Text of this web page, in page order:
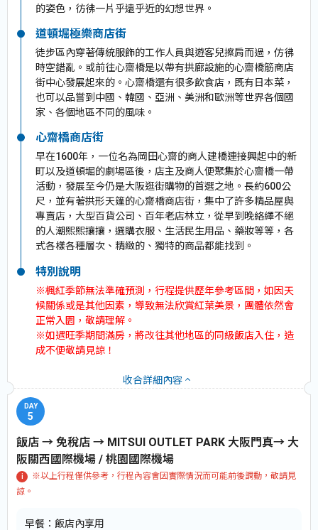
的姿色，彷彿一片乎遠乎近的幻想世界。
道頓堀極樂商店街
徒步區內穿著傳統服飾的工作人員與遊客兒擦肩而過，仿彿
時空錯亂。或前往心齋橋是以帶有拱廊設施的心齋橋筋商店
街中心發展起來的。心齋橋還有很多飲食店，既有日本菜，
也可以品嘗到中國、韓國、亞洲、美洲和歐洲等世界各個國
家、各個地區不同的風味。
心齋橋商店街
早在1600年，一位名為岡田心齋的商人建橋連接興起中的新
町以及道頓堀的劇場區後，店主及商人便聚集於心齋橋一帶
活動，發展至今仍是大阪逛街購物的首選之地。長約600公
尺，並有著拱形天篷的心齋橋商店街，集中了許多精品屋與
專賣店，大型百貨公司、百年老店林立，從早到晚絡繹不絕
的人潮熙熙攘攘，選購衣服、生活民生用品、藥妝等等，各
式各樣各種層次、精緻的、獨特的商品都能找到。
特別說明
※楓紅季節無法準確預測，行程提供歷年參考區間，如因天
候關係或是其他因素，導致無法欣賞紅葉美景，團體依然會
正常入園，敬請理解。
※如遇旺季期間滿房，將改往其他地區的同級飯店入住，造
成不便敬請見諒！
收合詳細內容
5
飯店 → 免稅店 → MITSUI OUTLET PARK 大阪門真→ 大
阪關西國際機場 / 桃園國際機場
※以上行程僅供參考，行程內容會因實際情況而可能前後調動，敬請見
諒。
早餐： 飯店內享用